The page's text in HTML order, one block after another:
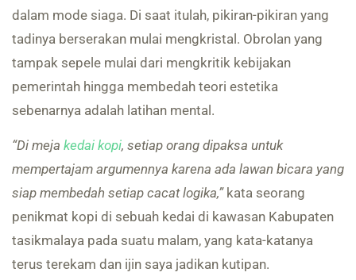
dalam mode siaga. Di saat itulah, pikiran-pikiran yang
tadinya berserakan mulai mengkristal. Obrolan yang
tampak sepele mulai dari mengkritik kebijakan
pemerintah hingga membedah teori estetika
sebenarnya adalah latihan mental.
“Di meja kedai kopi, setiap orang dipaksa untuk
mempertajam argumennya karena ada lawan bicara yang
siap membedah setiap cacat logika,”kata seorang
penikmat kopi di sebuah kedai di kawasan Kabupaten
tasikmalaya pada suatu malam, yang kata-katanya
terus terekam dan ijin saya jadikan kutipan.